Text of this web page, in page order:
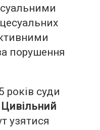
порушення
років суди
Цивільний
узятися